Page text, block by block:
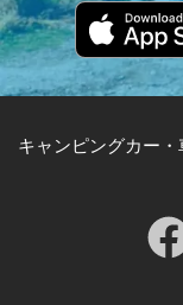
キャンピングカー